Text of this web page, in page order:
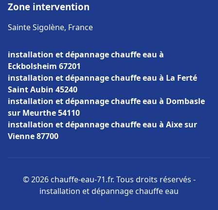
Zone intervention
Sainte Sigolène, France
installation et dépannage chauffe eau à
Eckbolsheim 67201
installation et dépannage chauffe eau à La Ferté
Saint Aubin 45240
installation et dépannage chauffe eau à Dombasle
sur Meurthe 54110
installation et dépannage chauffe eau à Aixe sur
Vienne 87700
© 2026 chauffe-eau-71.fr. Tous droits réservés -
installation et dépannage chauffe eau